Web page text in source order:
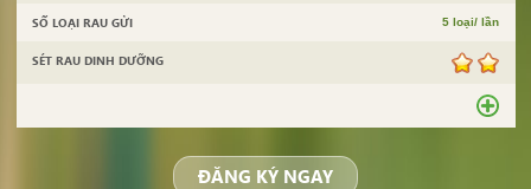
SỐ LOẠI RAU GỬI 5 loại/ lần
SÉT RAU DINH DƯỠNG
ĐĂNG KÝ NGAY